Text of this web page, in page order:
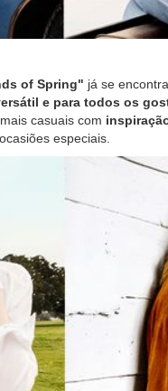
of Spring" já se
e para todos os
casuais com
especiais.